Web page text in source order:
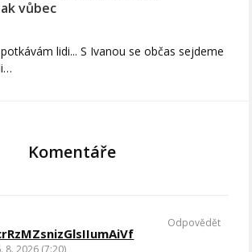
vůbec
lidi... S Ivanou se občas sejdeme
Komentáře
8. 2026 (7:20)
Odpovědět